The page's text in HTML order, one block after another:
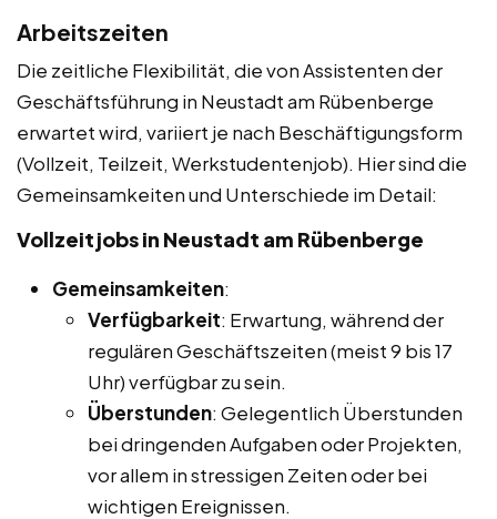
Arbeitszeiten
Die zeitliche Flexibilität, die von Assistenten der
Geschäftsführung in Neustadt am Rübenberge
erwartet wird, variiert je nach Beschäftigungsform
(Vollzeit, Teilzeit, Werkstudentenjob). Hier sind die
Gemeinsamkeiten und Unterschiede im Detail:
Vollzeitjobs in Neustadt am Rübenberge
Gemeinsamkeiten:
Verfügbarkeit: Erwartung, während der
regulären Geschäftszeiten (meist 9 bis 17
Uhr) verfügbar zu sein.
Überstunden: Gelegentlich Überstunden
bei dringenden Aufgaben oder Projekten,
vor allem in stressigen Zeiten oder bei
wichtigen Ereignissen.